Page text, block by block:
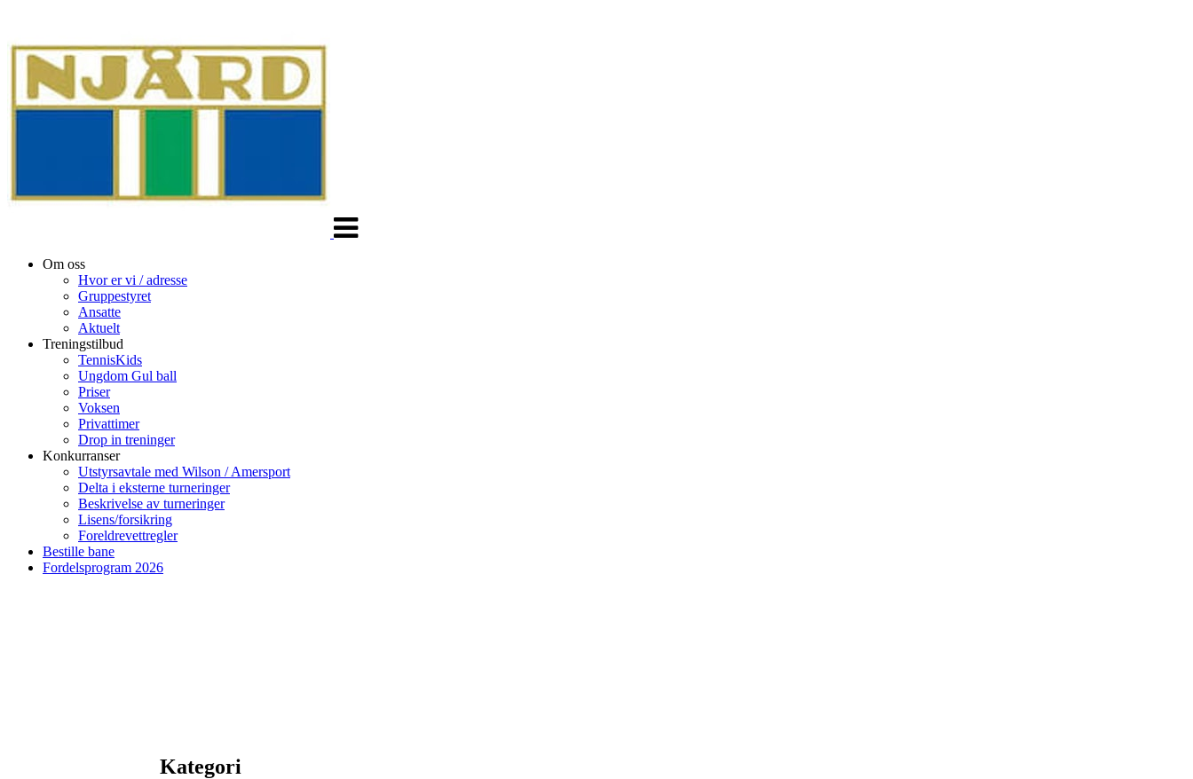
Om oss
Hvor er vi / adresse
Gruppestyret
Ansatte
Aktuelt
Treningstilbud
TennisKids
Ungdom Gul ball
Priser
Voksen
Privattimer
Drop in treninger
Konkurranser
Utstyrsavtale med Wilson / Amersport
Delta i eksterne turneringer
Beskrivelse av turneringer
Lisens/forsikring
Foreldrevettregler
Bestille bane
Fordelsprogram 2026
Kategori